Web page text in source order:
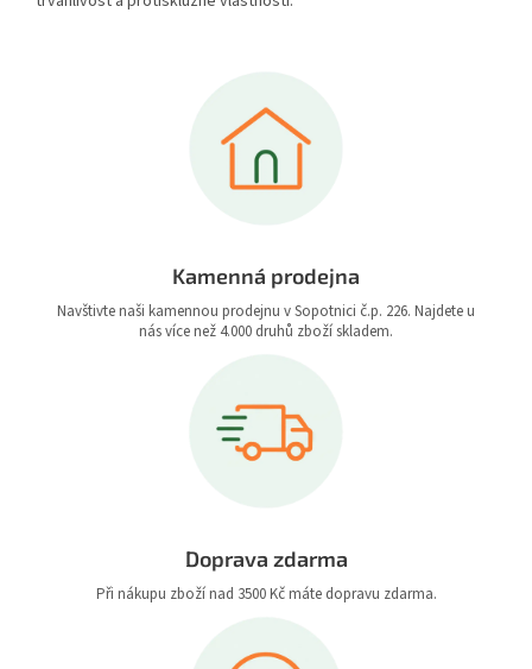
Kamenná prodejna
Navštivte naši kamennou prodejnu v Sopotnici č.p. 226. Najdete u
nás více než 4.000 druhů zboží skladem.
Doprava zdarma
Při nákupu zboží nad 3500 Kč máte dopravu zdarma.